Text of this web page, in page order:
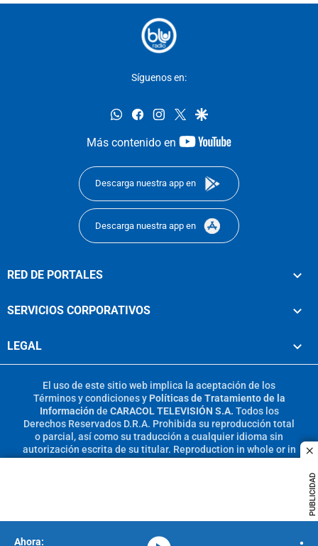
PUBLICIDAD
Síguenos en:
whatsappfacebookinstagram
twittergoogle
Más contenido en
youtube-
Descarga nuestra app en
Descarga nuestra app en
RED DE PORTALES
SERVICIOS CORPORATIVOS
LEGAL
El uso de este sitio web implica la aceptación de los
Términos y condicionesy Políticas de Tratamiento de la
Información de CARACOL TELEVISIÓN S.A. Todos los
Derechos Reservados D.R.A. Prohibida su reproducción total
o parcial, así como su traducción a cualquier idioma sin
autorización escrita de su titular. Reproduction in whole or in